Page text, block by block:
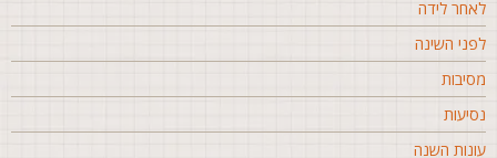
לידה
השינה
השנה